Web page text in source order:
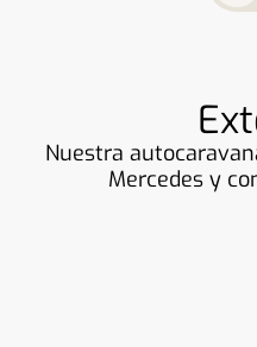
Nuestra
Mercedes y